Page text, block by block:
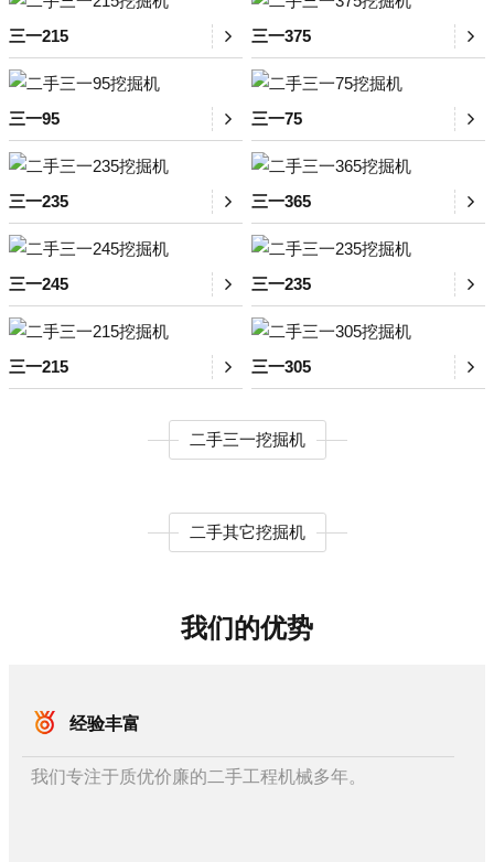
三一215 三一375
三一95 三一75
三一235 三一365
三一245 三一235
三一215 三一305
二手三一挖掘机
二手其它挖掘机
我们的优势
经验丰富
我们专注于质优价廉的二手工程机械多年。